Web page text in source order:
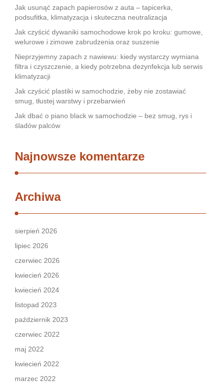
Jak usunąć zapach papierosów z auta – tapicerka,
podsufitka, klimatyzacja i skuteczna neutralizacja
Jak czyścić dywaniki samochodowe krok po kroku: gumowe,
welurowe i zimowe zabrudzenia oraz suszenie
Nieprzyjemny zapach z nawiewu: kiedy wystarczy wymiana
filtra i czyszczenie, a kiedy potrzebna dezynfekcja lub serwis
klimatyzacji
Jak czyścić plastiki w samochodzie, żeby nie zostawiać
smug, tłustej warstwy i przebarwień
Jak dbać o piano black w samochodzie – bez smug, rys i
śladów palców
Najnowsze komentarze
Archiwa
sierpień 2026
lipiec 2026
czerwiec 2026
kwiecień 2026
kwiecień 2024
listopad 2023
październik 2023
czerwiec 2022
maj 2022
kwiecień 2022
marzec 2022